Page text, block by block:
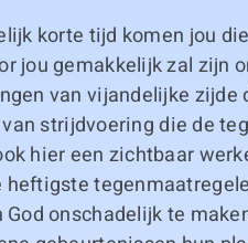
korte tijd komen jou
jou gemakkelijk zal zijn
van vijandelijke
strijdvoering die de
hier een zichtbaar
heftigste
God onschadelijk te